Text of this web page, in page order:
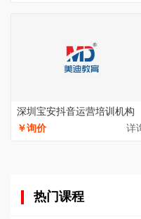
深圳宝安抖音运营培训机构
￥询价
详
热门课程